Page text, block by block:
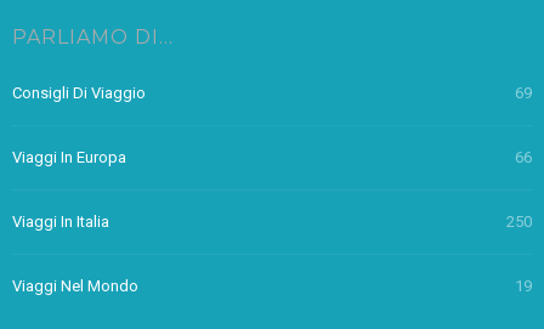
PARLIAMO DI…
Consigli Di Viaggio 69
Viaggi In Europa 66
Viaggi In Italia 250
Viaggi Nel Mondo 19